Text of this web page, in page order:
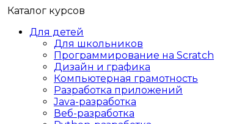
Каталог курсов
Для детей
Для школьников
Программирование на Scratch
Дизайн и графика
Компьютерная грамотность
Разработка приложений
Java-разработка
Веб-разработка